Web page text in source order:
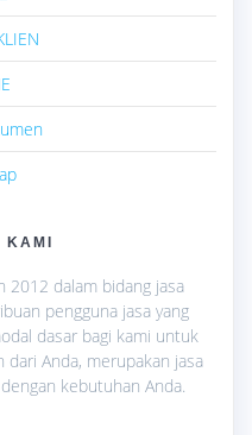
KAMI
2012 dalam bidang jasa
pengguna jasa yang
dasar bagi kami untuk
Anda, merupakan jasa
kebutuhan Anda.